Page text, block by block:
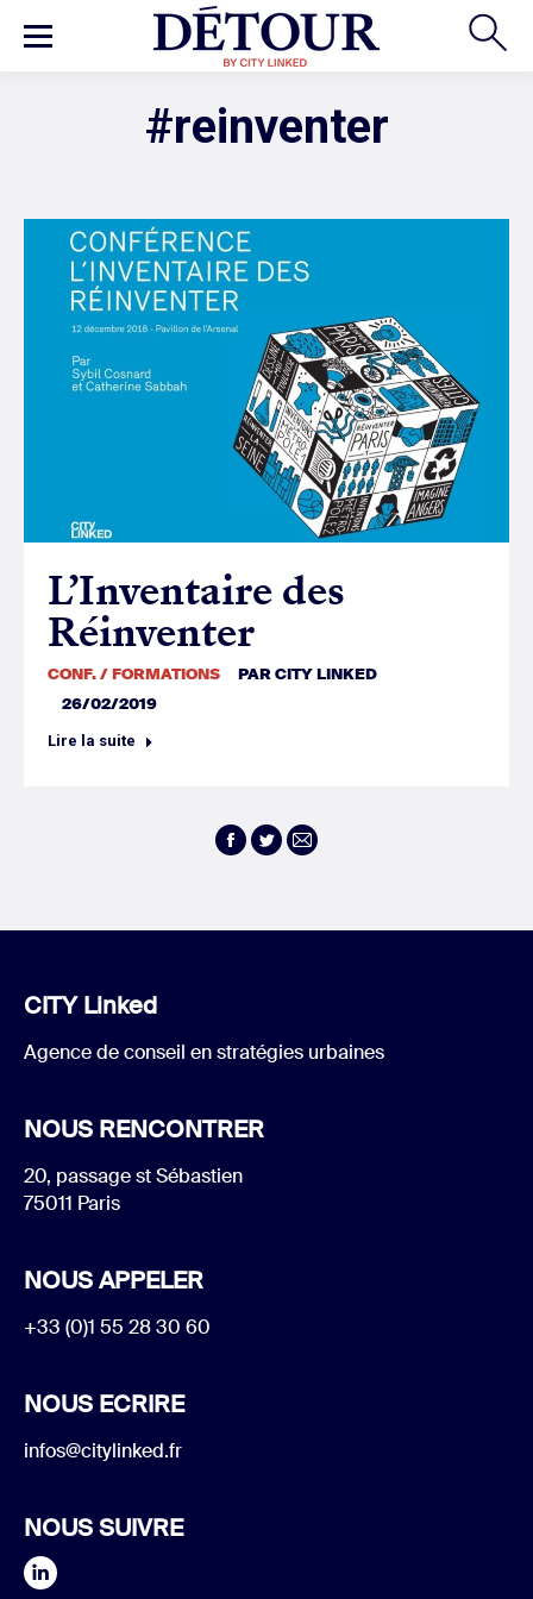
L’Inventaire des
Réinventer
CONF. / FORMATIONS PARCITY LINKED
26/02/2019
Lire la suite
Facebook
Twitter
E-
CITY Linked
Agence de conseil en stratégies urbaines
NOUS RENCONTRER
20, passage st Sébastien
75011 Paris
NOUS APPELER
+33 (0)1 55 28 30 60
NOUS ECRIRE
infos@citylinked.fr
NOUS SUIVRE